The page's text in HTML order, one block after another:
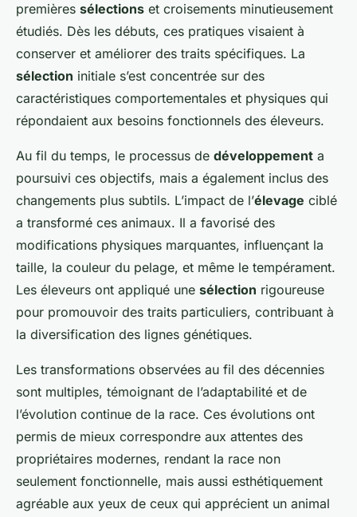
premières sélections et croisements minutieusement
étudiés. Dès les débuts, ces pratiques visaient à
conserver et améliorer des traits spécifiques. La
sélection initiale s’est concentrée sur des
caractéristiques comportementales et physiques qui
répondaient aux besoins fonctionnels des éleveurs.
Au fil du temps, le processus de développement a
poursuivi ces objectifs, mais a également inclus des
changements plus subtils. L’impact de l’élevage ciblé
a transformé ces animaux. Il a favorisé des
modifications physiques marquantes, influençant la
taille, la couleur du pelage, et même le tempérament.
Les éleveurs ont appliqué une sélection rigoureuse
pour promouvoir des traits particuliers, contribuant à
la diversification des lignes génétiques.
Les transformations observées au fil des décennies
sont multiples, témoignant de l’adaptabilité et de
l’évolution continue de la race. Ces évolutions ont
permis de mieux correspondre aux attentes des
propriétaires modernes, rendant la race non
seulement fonctionnelle, mais aussi esthétiquement
agréable aux yeux de ceux qui apprécient un animal